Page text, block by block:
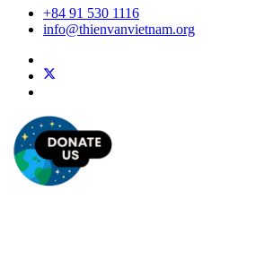
+84 91 530 1116
info@thienvanvietnam.org